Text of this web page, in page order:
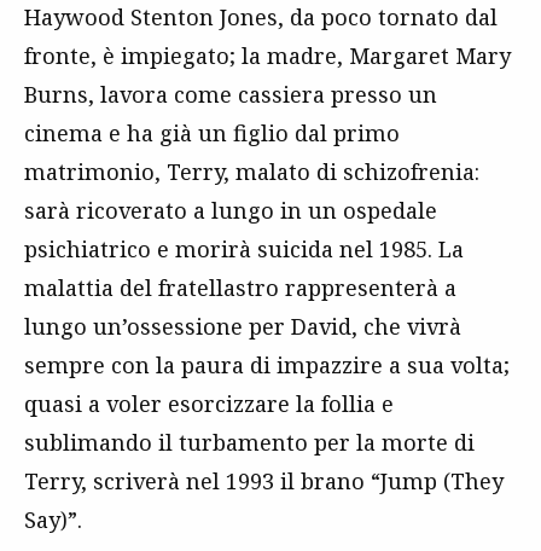
Haywood Stenton Jones, da poco tornato dal
fronte, è impiegato; la madre, Margaret Mary
Burns, lavora come cassiera presso un
cinema e ha già un figlio dal primo
matrimonio, Terry, malato di schizofrenia:
sarà ricoverato a lungo in un ospedale
psichiatrico e morirà suicida nel 1985. La
malattia del fratellastro rappresenterà a
lungo un’ossessione per David, che vivrà
sempre con la paura di impazzire a sua volta;
quasi a voler esorcizzare la follia e
sublimando il turbamento per la morte di
Terry, scriverà nel 1993 il brano “Jump (They
Say)”.